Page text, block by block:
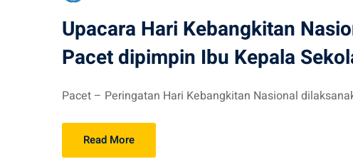
Upacara Hari Kebangkitan
Pacet dipimpin Ibu Kepala
Pacet – Peringatan Hari Kebangkitan Nasional
Read More